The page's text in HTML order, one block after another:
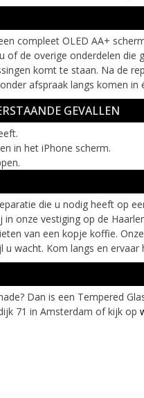
compleet OLED AA+
de overige onderdelen
komt te staan. Na de
afspraak langs komen
GEVALLEN
in het iPhone scherm.
die u nodig heeft op
onze vestiging op de
van een kopje koffie.
wacht. Kom langs en ervaar
Dan is een Tempered
71 in Amsterdam of kijk op